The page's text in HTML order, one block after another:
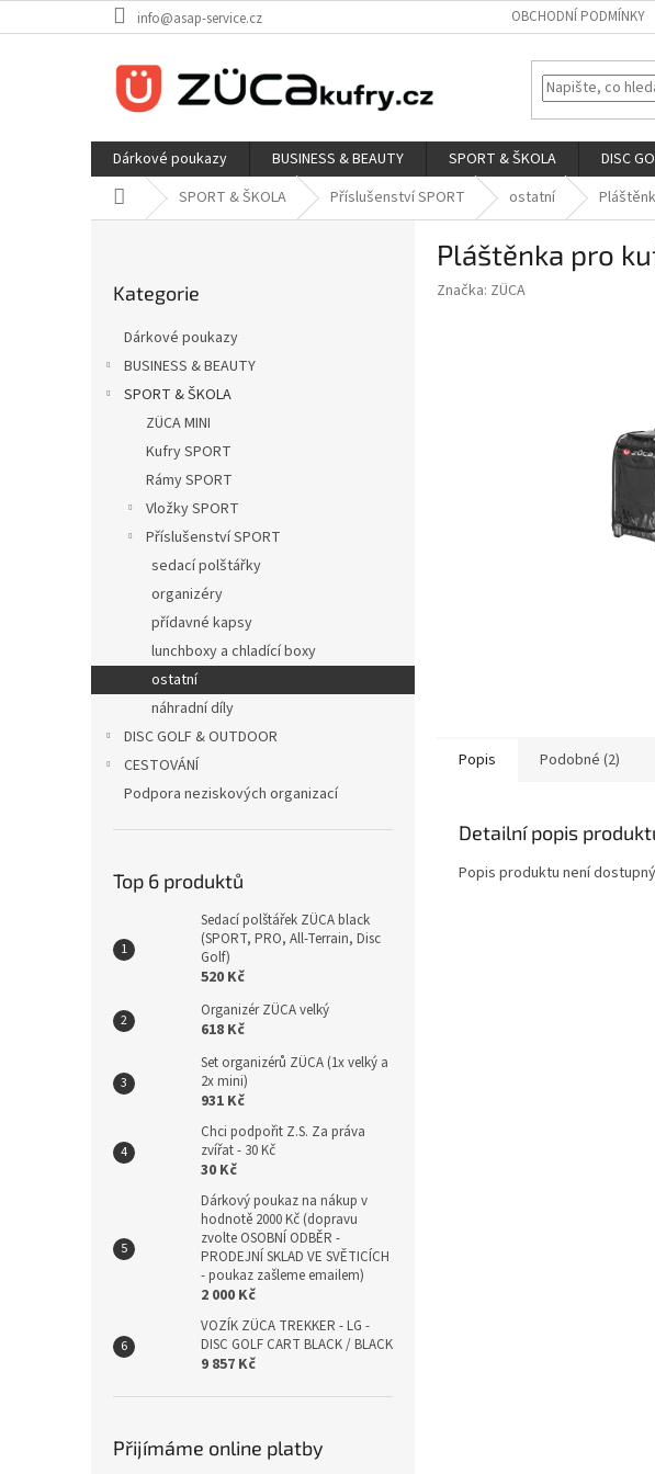
na
info@asap-service.cz OBCHODNÍ PODMÍNKY
Dárkové poukazy BUSINESS & BEAUTY SPORT & ŠKOLA DISC
Domů SPORT & ŠKOLA Příslušenství SPORT ostatní
kategorie
Kategorie
Dárkové poukazy
BUSINESS & BEAUTY
SPORT & ŠKOLA
ZÜCA MINI
Kufry SPORT
Rámy SPORT
Vložky SPORT
Příslušenství SPORT
sedací polštářky
organizéry
přídavné kapsy
lunchboxy a chladící boxy
ostatní
náhradní díly
DISC GOLF & OUTDOOR
CESTOVÁNÍ
Podpora neziskových organizací
Top 6 produktů
Sedací polštářek ZÜCA black
(SPORT, PRO, All-Terrain, Disc
Golf)
520 Kč
Organizér ZÜCA velký
618 Kč
Set organizérů ZÜCA (1x velký a
2x mini)
931 Kč
Chci podpořit Z.S. Za práva
zvířat - 30 Kč
30 Kč
Dárkový poukaz na nákup v
hodnotě 2000 Kč (dopravu
zvolte OSOBNÍ ODBĚR -
PRODEJNÍ SKLAD VE SVĚTICÍCH
- poukaz zašleme emailem)
2 000 Kč
VOZÍK ZÜCA TREKKER - LG -
DISC GOLF CART BLACK / BLACK
9 857 Kč
Přijímáme online platby
Pláštěnka pro
Značka: ZÜCA
Popis Podobné (2)
Detailní popis
Popis produktu není dostupný